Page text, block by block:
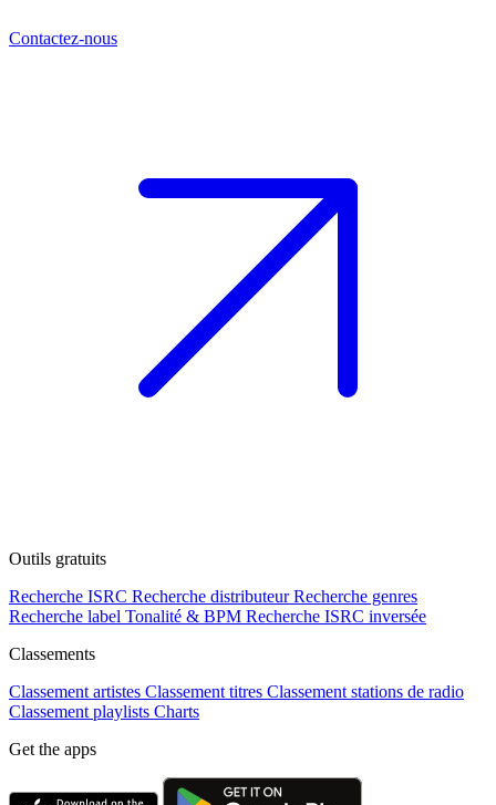
Contactez-nous
Outils gratuits
Recherche ISRC Recherche distributeur Recherche genres
Recherche label Tonalité & BPM Recherche ISRC inversée
Classements
Classement artistes Classement titres Classement stations de radio
Classement playlists Charts
Get the apps